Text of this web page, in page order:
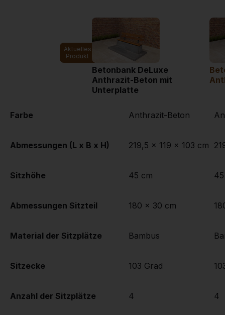
Aktuelles
Produkt
Betonbank DeLuxe
Anthrazit-Beton mit
Unterplatte
Farbe
Abmessungen (L x B x H)
Sitzhöhe
Abmessungen Sitzteil
Material der Sitzplätze
Sitzecke
Anzahl der Sitzplätze
Anthrazit-Beton
219,5 x 119 x 103 cm
45 cm
180 x 30 cm
Bambus
103 Grad
4 4